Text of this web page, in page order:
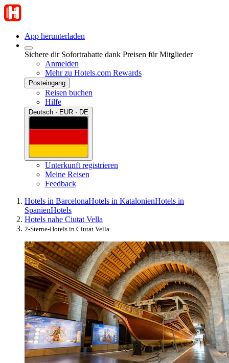
App herunterladen
Sichere dir Sofortrabatte dank Preisen für Mitglieder
Anmelden
Mehr zu Hotels.com Rewards
Posteingang
Reisen buchen
Hilfe
Deutsch · EUR · DE
Unterkunft registrieren
Meine Reisen
Feedback
Hotels in BarcelonaHotels in KatalonienHotels in
SpanienHotels
Hotels nahe Ciutat Vella
2-Sterne-Hotels in Ciutat Vella